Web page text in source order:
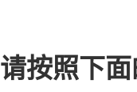
请按照下